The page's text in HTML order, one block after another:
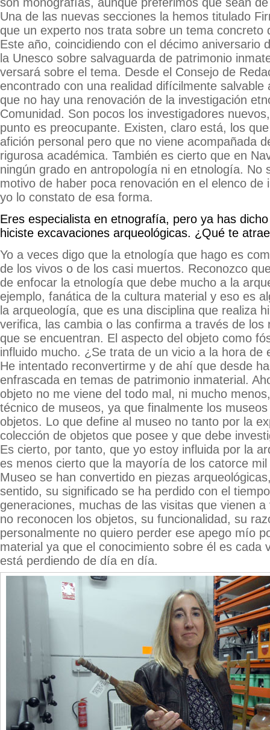
Una de las nuevas secciones la hemos titulado
que un experto nos trata sobre un tema concreto
Este año, coincidiendo con el décimo aniversario
la Unesco sobre salvaguarda de patrimonio
versará sobre el tema. Desde el Consejo de
encontrado con una realidad difícilmente salvable
que no hay una renovación de la investigación
Comunidad. Son pocos los investigadores
punto es preocupante. Existen, claro está, los
afición personal pero que no viene acompañada
rigurosa académica. También es cierto que en
ningún grado en antropología ni en etnología. No
motivo de haber poca renovación en el elenco de
yo lo constato de esa forma.
Eres especialista en etnografía, pero ya has
hiciste excavaciones arqueológicas. ¿Qué te
Yo a veces digo que la etnología que hago es
de los vivos o de los casi muertos. Reconozco
de enfocar la etnología que debe mucho a la
ejemplo, fanática de la cultura material y eso es
la arqueología, que es una disciplina que realiza
verifica, las cambia o las confirma a través de los
que se encuentran. El aspecto del objeto como
influido mucho. ¿Se trata de un vicio a la hora de
He intentado reconvertirme y de ahí que desde
enfrascada en temas de patrimonio inmaterial.
objeto no me viene del todo mal, ni mucho
técnico de museos, ya que finalmente los
objetos. Lo que define al museo no tanto por la
colección de objetos que posee y que debe
Es cierto, por tanto, que yo estoy influida por la
es menos cierto que la mayoría de los catorce
Museo se han convertido en piezas
sentido, su significado se ha perdido con el
generaciones, muchas de las visitas que vienen
no reconocen los objetos, su funcionalidad, su
personalmente no quiero perder ese apego mío
material ya que el conocimiento sobre él es cada
está perdiendo de día en día.